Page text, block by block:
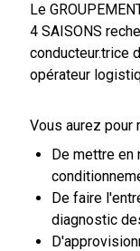
Le
4 SAISONS
conducteur.trice
opérateur
Vous aurez pour
De mettre en
De faire
diagnostic